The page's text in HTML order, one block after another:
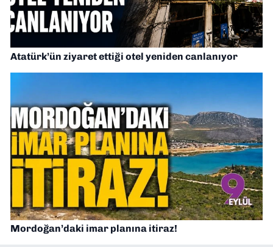
Atatürk’ün ziyaret ettiği otel yeniden canlanıyor
Mordoğan’daki imar planına itiraz!